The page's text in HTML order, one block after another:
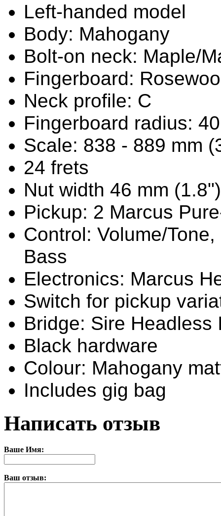
Left-handed model
Body: Mahogany
Bolt-on neck: Maple/
Fingerboard:
Neck profile: C
Fingerboard radius:
Scale: 838 - 889 mm
24 frets
Nut width 46 mm (1.8")
Pickup: 2 Marcus
Control: Volume/
Bass
Electronics: Marcus
Switch for pickup
Bridge: Sire
Black hardware
Colour: Mahogany
Includes gig bag
Написать отзыв
Ваше Имя:
Ваш отзыв: